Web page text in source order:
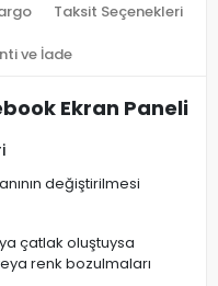
Taksit Seçenekleri
ve İade
Ekran Paneli
değiştirilmesi
çatlak oluştuysa
renk bozulmaları